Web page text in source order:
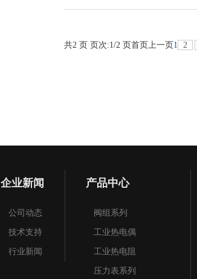
共2 页 页次:1/2 页首页上一页1 2
企业新闻
公司动态
技术支持
行业新闻
产品中心
阀组系列
工业热电偶
工业热电阻
压力表系列